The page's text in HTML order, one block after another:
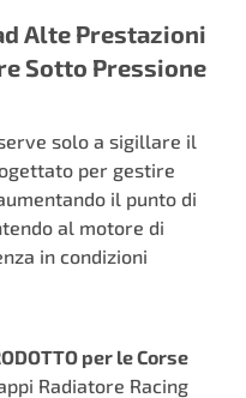
Alte Prestazioni
Sotto Pressione
solo a sigillare il
per gestire
il punto di
al motore di
in condizioni
per le Corse
Radiatore Racing